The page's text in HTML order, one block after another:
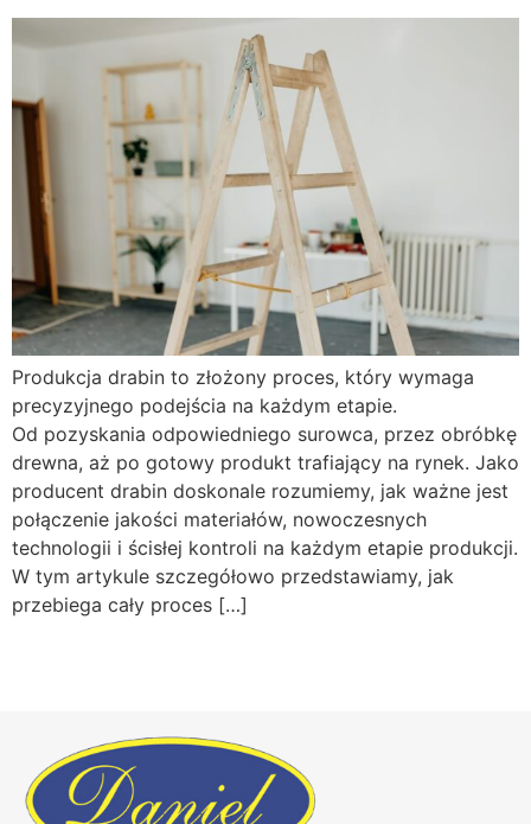
Produkcja drabin to złożony proces, który wymaga
precyzyjnego podejścia na każdym etapie.
Od pozyskania odpowiedniego surowca, przez obróbkę
drewna, aż po gotowy produkt trafiający na rynek. Jako
producent drabin doskonale rozumiemy, jak ważne jest
połączenie jakości materiałów, nowoczesnych
technologii i ścisłej kontroli na każdym etapie produkcji.
W tym artykule szczegółowo przedstawiamy, jak
przebiega cały proces […]